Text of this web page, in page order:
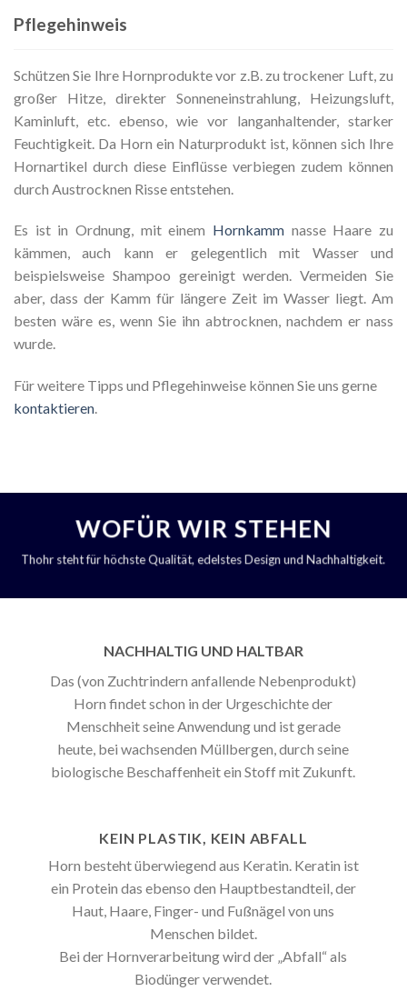
Pflegehinweis
Schützen Sie Ihre Hornprodukte vor z.B. zu trockener Luft, zu
großer Hitze, direkter Sonneneinstrahlung, Heizungsluft,
Kaminluft, etc. ebenso, wie vor langanhaltender, starker
Feuchtigkeit. Da Horn ein Naturprodukt ist, können sich Ihre
Hornartikel durch diese Einflüsse verbiegen zudem können
durch Austrocknen Risse entstehen.
Es ist in Ordnung, mit einem Hornkamm nasse Haare zu
kämmen, auch kann er gelegentlich mit Wasser und
beispielsweise Shampoo gereinigt werden. Vermeiden Sie
aber, dass der Kamm für längere Zeit im Wasser liegt. Am
besten wäre es, wenn Sie ihn abtrocknen, nachdem er nass
wurde.
Für weitere Tipps und Pflegehinweise können Sie uns gerne
kontaktieren.
WOFÜR WIR STEHEN
Thohr steht für höchste Qualität, edelstes Design und Nachhaltigkeit.
NACHHALTIG UND HALTBAR
Das (von Zuchtrindern anfallende Nebenprodukt)
Horn findet schon in der Urgeschichte der
Menschheit seine Anwendung und ist gerade
heute, bei wachsenden Müllbergen, durch seine
biologische Beschaffenheit ein Stoff mit Zukunft.
KEIN PLASTIK, KEIN ABFALL
Horn besteht überwiegend aus Keratin. Keratin ist
ein Protein das ebenso den Hauptbestandteil, der
Haut, Haare, Finger- und Fußnägel von uns
Menschen bildet.
Bei der Hornverarbeitung wird der „Abfall“ als
Biodünger verwendet.